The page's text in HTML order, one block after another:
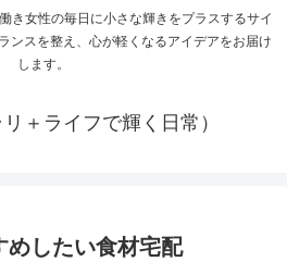
き女性の毎日に小さな輝きをプラスするサイ
ンスを整え、心が軽くなるアイデアをお届け
します。
＋ライフで輝く日常）
めしたい食材宅配